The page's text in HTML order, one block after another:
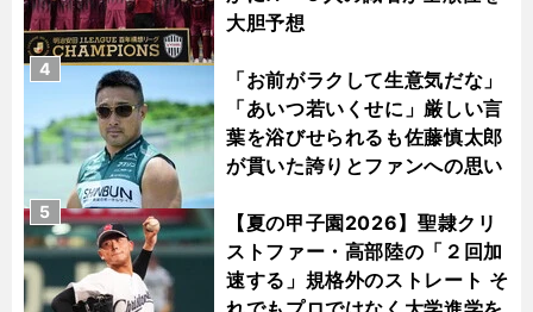
大胆予想
「お前がラクして生意気だな」
「あいつ若いくせに」厳しい言
葉を浴びせられるも佐藤慎太郎
が貫いた誇りとファンへの思い
4
【夏の甲子園2026】聖隷クリ
ストファー・高部陸の「２回加
速する」規格外のストレート そ
5